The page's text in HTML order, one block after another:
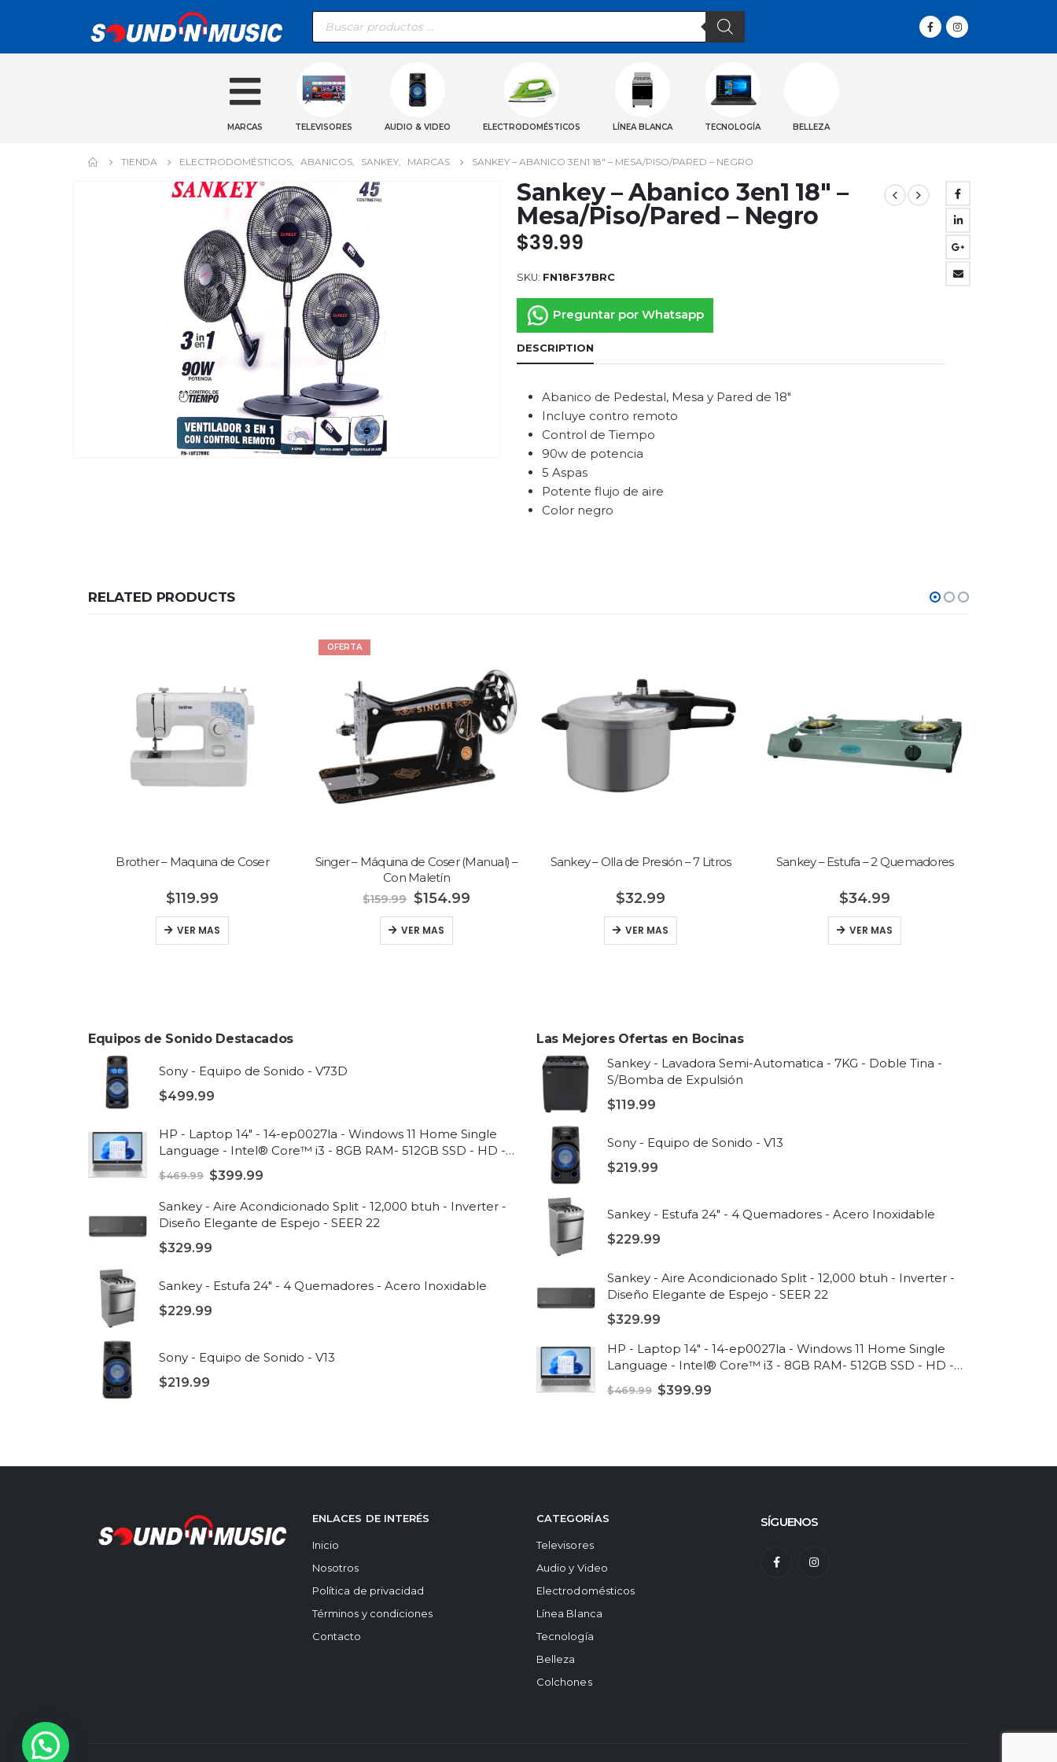
Búsqueda
de
productos
MARCAS TELEVISORES AUDIO & VIDEO ELECTRODOMÉSTICOS LÍNEA BLANCA TECNOLOGÍA BELLEZA
TIENDA ELECTRODOMÉSTICOS, ABANICOS, SANKEY, MARCAS SANKEY – ABANICO 3EN1 18″ – MESA/PISO/PARED – NEGRO
Sankey – Abanico 3en1 18″ –
Mesa/Piso/Pared – Negro
$39.99
SKU: FN18F37BRC
Preguntar por Whatsapp
DESCRIPTION
Abanico de Pedestal, Mesa y Pared de 18″
Incluye contro remoto
Control de Tiempo
90w de potencia
5 Aspas
Potente flujo de aire
Color negro
RELATED PRODUCTS
Singer – Máquina de Coser (Manual) –
$159.99
Sankey – Olla de Presión – 7 Litros
$32.99
Sankey – Estufa – 2 Quemadores Oster – Olla Arrocera – 1.8 Litros
Equipos de Sonido Destacados
Sony - Equipo de Sonido - V73D
$499.99
HP - Laptop 14" - 14-ep0027la - Windows 11 Home Single
Language - Intel® Core™ i3 - 8GB RAM- 512GB SSD - HD -
Plateado natural
$469.99 $399.99
Sankey - Aire Acondicionado Split - 12,000 btuh - Inverter -
Diseño Elegante de Espejo - SEER 22
$329.99
Sankey - Estufa 24" - 4 Quemadores - Acero Inoxidable
$229.99
Sony - Equipo de Sonido - V13
$219.99
Las Mejores Ofertas en Bocinas
Sankey - Lavadora Semi-Automatica - 7KG - Doble Tina -
S/Bomba de Expulsión
$119.99
Sony - Equipo de Sonido - V13
$219.99
Sankey - Estufa 24" - 4 Quemadores - Acero Inoxidable
$229.99
Sankey - Aire Acondicionado Split - 12,000 btuh - Inverter -
Diseño Elegante de Espejo - SEER 22
$329.99
HP - Laptop 14" - 14-ep0027la - Windows 11 Home Single
Language - Intel® Core™ i3 - 8GB RAM- 512GB SSD - HD -
Plateado natural
$469.99 $399.99
ENLACES DE INTERÉS
Inicio
Nosotros
Política de privacidad
Términos y condiciones
Contacto
CATEGORÍAS
Televisores
Audio y Video
Electrodomésticos
Línea Blanca
Tecnología
Belleza
Colchones
SÍGUENOS